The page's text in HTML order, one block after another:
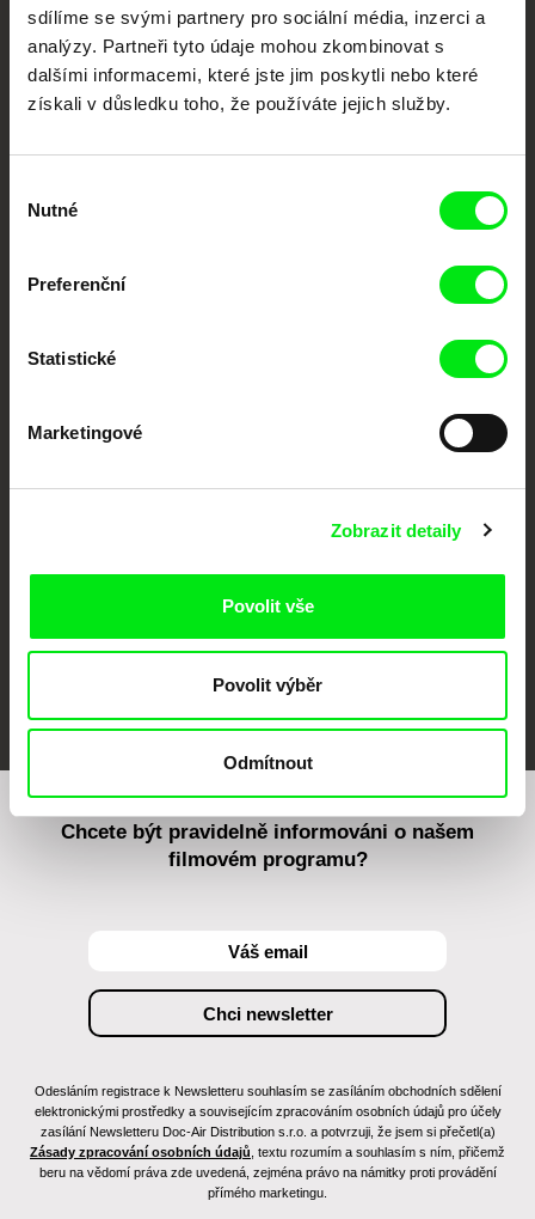
sdílíme se svými partnery pro sociální média, inzerci a
analýzy. Partneři tyto údaje mohou zkombinovat s
dalšími informacemi, které jste jim poskytli nebo které
získali v důsledku toho, že používáte jejich služby.
souhlasu
Nutné
Preferenční
Statistické
Marketingové
Zobrazit detaily
Povolit vše
Povolit výběr
Odmítnout
Nové festivalové filmy
každý týden
festivalů dokumentárního filmu sdružených do Doc Alliance. Naším cílem je
DOK Leipzig
MFDF Ji.hlava
Chcete být pravidelně informováni o našem
filmovém programu?
Odesláním registrace k Newsletteru souhlasím se zasíláním obchodních sdělení
elektronickými prostředky a souvisejícím zpracováním osobních údajů pro účely
zasílání Newsletteru Doc-Air Distribution s.r.o. a potvrzuji, že jsem si přečetl(a)
Zásady zpracování osobních údajů , textu rozumím a souhlasím s ním, přičemž
beru na vědomí práva zde uvedená, zejména právo na námitky proti provádění
přímého marketingu.